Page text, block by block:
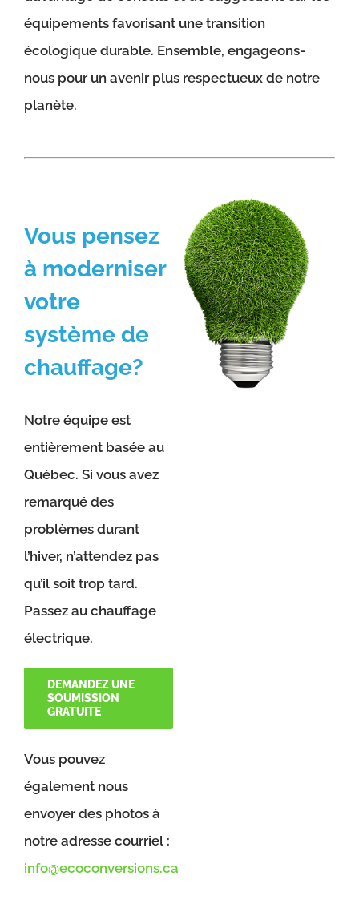
équipements favorisant une transition
écologique durable. Ensemble, engageons-
nous pour un avenir plus respectueux de notre
planète.
Vous pensez
à moderniser
votre
système de
chauffage?
Notre équipe est
entièrement basée au
Québec. Si vous avez
remarqué des
problèmes durant
l’hiver, n’attendez pas
qu’il soit trop tard.
Passez au chauffage
électrique.
DEMANDEZ UNE
SOUMISSION
GRATUITE
Vous pouvez
également nous
envoyer des photos à
notre adresse courriel :
info@ecoconversions.ca